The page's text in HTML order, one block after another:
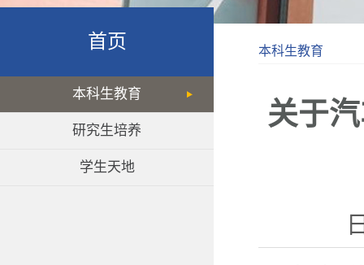
首页
本科生教育
研究生培养
学生天地
本科生教育
关于